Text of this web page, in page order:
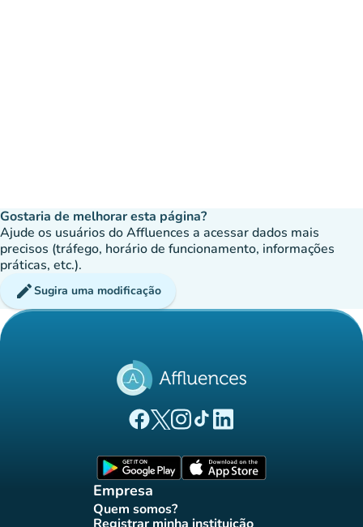
Gostaria de melhorar esta página?
Ajude os usuários do Affluences a acessar dados mais
precisos (tráfego, horário de funcionamento, informações
práticas, etc.).
editSugira uma modificação
(novo separador)
(novo separador)
(novo separador)
(novo separador)
(novo separador)
Empresa
Quem somos?(novo separador)